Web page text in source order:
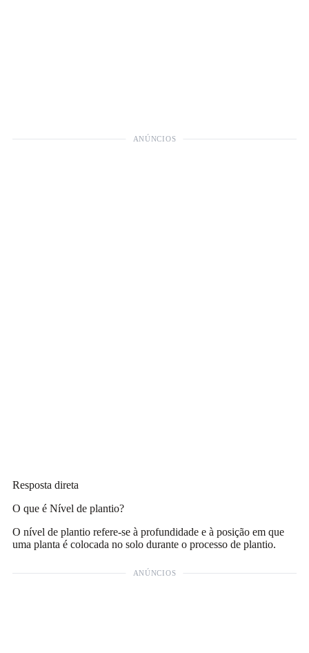
ANÚNCIOS
Resposta direta
O que é Nível de plantio?
O nível de plantio refere-se à profundidade e à posição em que
uma planta é colocada no solo durante o processo de plantio.
ANÚNCIOS